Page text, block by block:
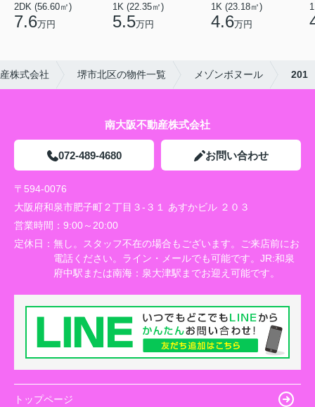
2DK (56.60㎡)
7.6万円
1K (22.35㎡)
5.5万円
1K (23.18㎡)
4.6万円
株式会社 堺市北区の物件一覧 メゾンボヌール 201
南大阪不動産株式会社
072-489-4680 お問い合わせ
〒594-0076
大阪府和泉市肥子町２丁目３-３１ あすかビル ２０３
営業時間： 9:00～20:00
定休日： 無し。スタッフ不在の場合もございます。ご来店前にお
電話ください。ライン・メールでも可能です。JR:和泉
府中駅または南海：泉大津駅までお迎え可能です。
トップページ